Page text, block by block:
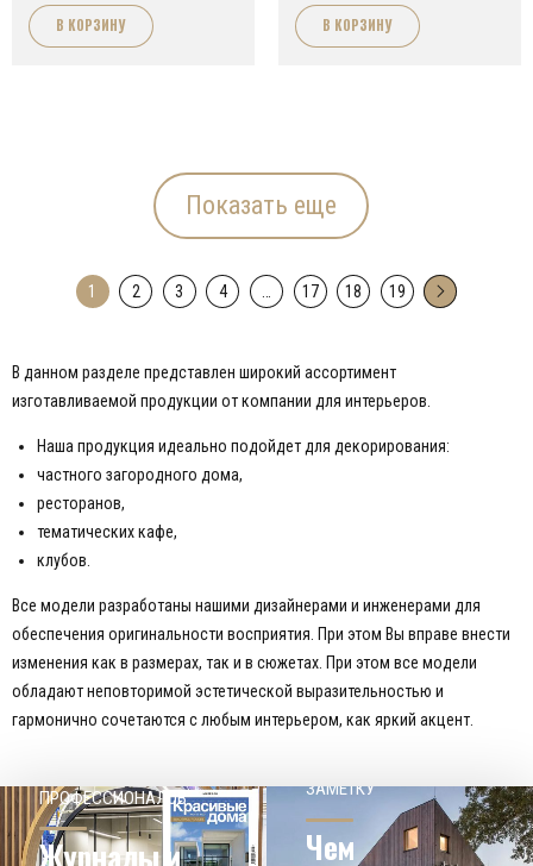
В КОРЗИНУ
В КОРЗИНУ
Показать еще
1 2 3 4 … 17 18 19 →
В данном разделе представлен широкий ассортимент
изготавливаемой продукции от компании для интерьеров.
Наша продукция идеально подойдет для декорирования:
частного загородного дома,
ресторанов,
тематических кафе,
клубов.
Все модели разработаны нашими дизайнерами и инженерами для
обеспечения оригинальности восприятия. При этом Вы вправе внести
изменения как в размерах, так и в сюжетах. При этом все модели
обладают неповторимой эстетической выразительностью и
гармонично сочетаются с любым интерьером, как яркий акцент.
ПРОФЕССИОНАЛОВ
Журналы и
ЗАМЕТКУ
Чем